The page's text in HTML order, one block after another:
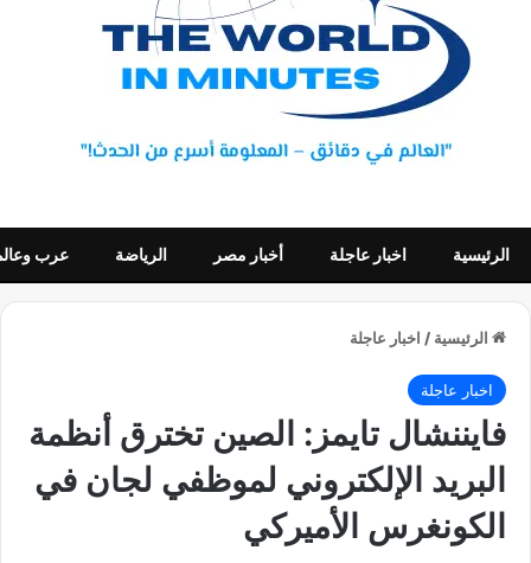
الرئيسية اخبار عاجلة أخبار مصر الرياضة عرب
الرئيسية / اخبار عاجلة
اخبار عاجلة
فايننشال تايمز: الصين تخترق أنظمة
البريد الإلكتروني لموظفي لجان في
الكونغرس الأميركي